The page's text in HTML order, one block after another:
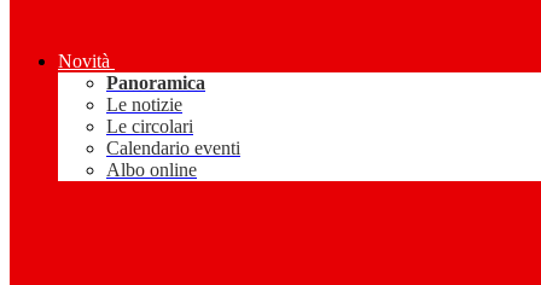
Novità
Panoramica
Le notizie
Le circolari
Calendario eventi
Albo online